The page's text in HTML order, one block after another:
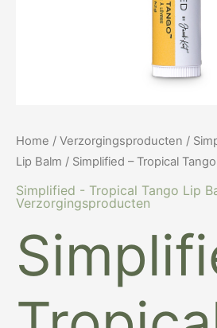
Home / Verzorgingsproducten /
Lip Balm / Simplified – Tropical
Simplified - Tropical Tango Lip
Verzorgingsproducten